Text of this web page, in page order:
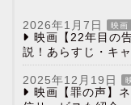
2026年1月7日 映画
映画【22年目の
説！あらすじ・キ
2025年12月19日
映画【罪の声】